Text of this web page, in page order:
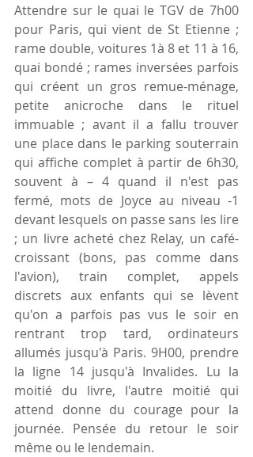
Attendre sur le quai le TGV de 7h00
pour Paris, qui vient de St Etienne ;
rame double, voitures 1à 8 et 11 à 16,
quai bondé ; rames inversées parfois
qui créent un gros remue-ménage,
petite anicroche dans le rituel
immuable ; avant il a fallu trouver
une place dans le parking souterrain
qui affiche complet à partir de 6h30,
souvent à – 4 quand il n'est pas
fermé, mots de Joyce au niveau -1
devant lesquels on passe sans les lire
; un livre acheté chez Relay, un café-
croissant (bons, pas comme dans
l'avion), train complet, appels
discrets aux enfants qui se lèvent
qu'on a parfois pas vus le soir en
rentrant trop tard, ordinateurs
allumés jusqu'à Paris. 9H00, prendre
la ligne 14 jusqu'à Invalides. Lu la
moitié du livre, l'autre moitié qui
attend donne du courage pour la
journée. Pensée du retour le soir
même ou le lendemain.